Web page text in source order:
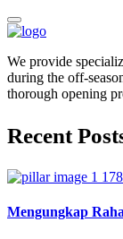
We provide
during the off-
thorough opening
Recent
Mengungkap